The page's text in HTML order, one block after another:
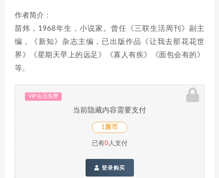
作者简介：
苗炜，1968年生，小说家。曾任《三联生活周刊》副主
编，《新知》杂志主编，已出版作品《让我去那花花世
界》《星期天早上的远足》《寡人有疾》《面包会有的》
等。
VIP会员免费
当前隐藏内容需要支付
1聚币
已有0人支付
登录购买